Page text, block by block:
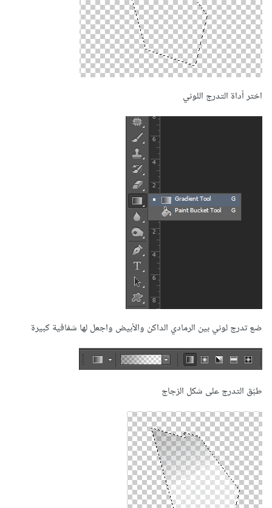
اختر أداة التدرج اللوني
ضع تدرج لوني بين الرمادي الداكن والأبيض واجعل لها شفافية كبيرة
طبّق التدرج على شكل الزجاج